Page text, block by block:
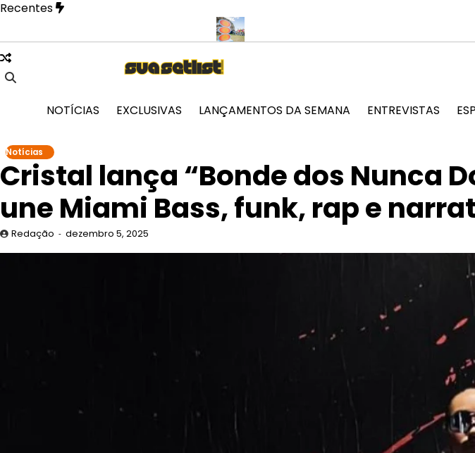
Skip
content
Recentes
fase mais íntima em novo EP Doce Maravilha 2026 transforma material de edições
NOTÍCIAS EXCLUSIVAS LANÇAMENTOS DA SEMANA ENTREVISTAS
Notícias
Cristal lança “Bonde dos Nunca
une Miami Bass, funk, rap e
Redação dezembro 5, 2025